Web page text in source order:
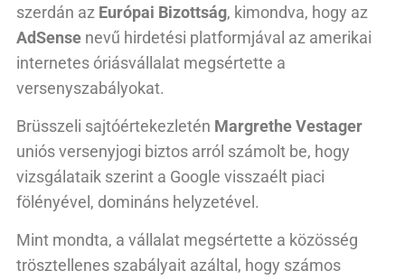
szerdán az Európai Bizottság, kimondva, hogy az
AdSense nevű hirdetési platformjával az amerikai
internetes óriásvállalat megsértette a
versenyszabályokat.
Brüsszeli sajtóértekezletén Margrethe Vestager
uniós versenyjogi biztos arról számolt be, hogy
vizsgálataik szerint a Google visszaélt piaci
fölényével, domináns helyzetével.
Mint mondta, a vállalat megsértette a közösség
trösztellenes szabályait azáltal, hogy számos